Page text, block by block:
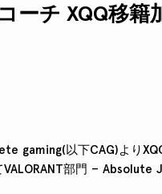
ーチ XQQ移籍
gaming(以下CAG)より
部門 – Absolute